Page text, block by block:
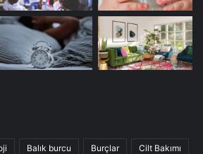
Balık burcu Burçlar Cilt Bakımı